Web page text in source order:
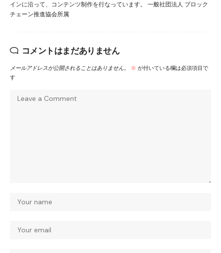
インに沿って、コンテンツ制作を行なっています。 一般社団法人 ブロック
チェーン推進協会所属
コメントはまだありません
メールアドレスが公開されることはありません。 ※ が付いている欄は必須項目で
す